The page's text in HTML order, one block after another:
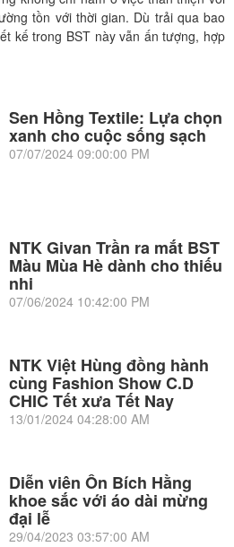
tồn với thời gian. Dù trải qua bao
kế trong BST này vẫn ấn tượng, hợp
Sen Hồng Textile: Lựa chọn
xanh cho cuộc sống sạch
07/07/2024 09:00:00 PM
NTK Givan Trần ra mắt BST
Màu Mùa Hè dành cho thiếu
nhi
07/06/2024 10:42:00 PM
NTK Việt Hùng đồng hành
cùng Fashion Show C.D
CHIC Tết xưa Tết Nay
13/01/2024 04:28:00 AM
Diễn viên Ôn Bích Hằng
khoe sắc với áo dài mừng
đại lễ
29/04/2023 03:57:00 AM